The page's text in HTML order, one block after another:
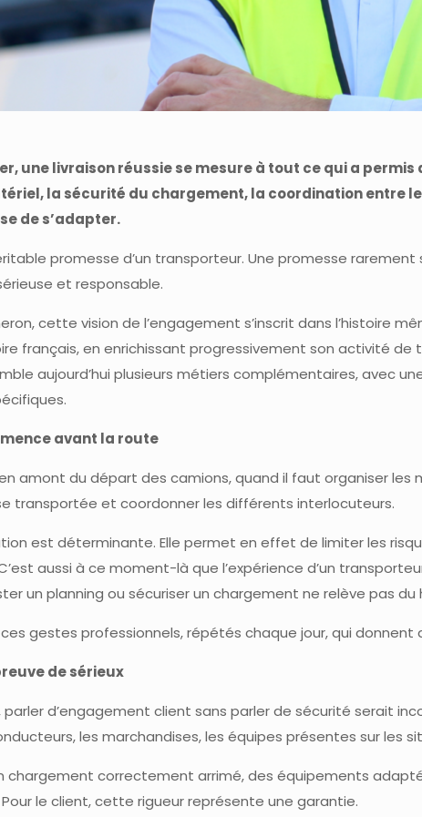
une livraison réussie se mesure à tout ce qui a
la sécurité du chargement, la coordination entre
de s’adapter.
promesse d’un transporteur. Une promesse
et responsable.
cette vision de l’engagement s’inscrit dans l’histoire
français, en enrichissant progressivement son activité
aujourd’hui plusieurs métiers complémentaires, avec
avant la route
amont du départ des camions, quand il faut organiser
transportée et coordonner les différents interlocuteurs.
est déterminante. Elle permet en effet de limiter les
aussi à ce moment-là que l’expérience d’un
un planning ou sécuriser un chargement ne relève pas du
gestes professionnels, répétés chaque jour, qui donnent
de sérieux
d’engagement client sans parler de sécurité serait
les marchandises, les équipes présentes sur les
chargement correctement arrimé, des équipements
le client, cette rigueur représente une garantie.